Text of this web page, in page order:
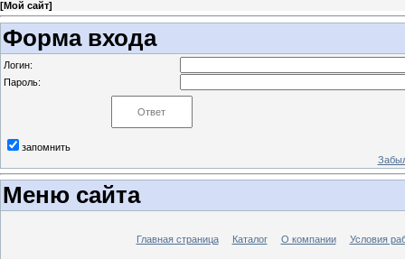
[Мой сайт]
Форма входа
Логин:
Пароль:
запомнить
Меню сайта
Главная страница Каталог О компании Условия